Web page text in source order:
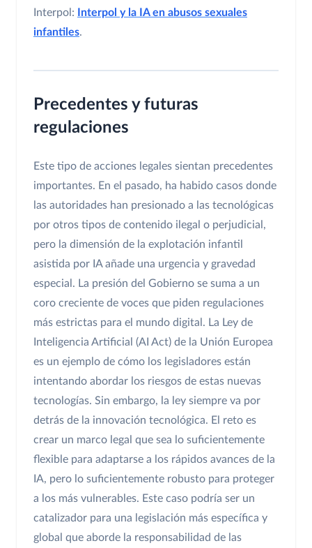
Interpol:
Interpol y la IA en abusos sexuales
infantiles.
Precedentes y futuras
regulaciones
Este tipo de acciones legales sientan precedentes
importantes. En el pasado, ha habido casos donde
las autoridades han presionado a las tecnológicas
por otros tipos de contenido ilegal o perjudicial,
pero la dimensión de la explotación infantil
asistida por IA añade una urgencia y gravedad
especial. La presión del Gobierno se suma a un
coro creciente de voces que piden regulaciones
más estrictas para el mundo digital. La Ley de
Inteligencia Artificial (AI Act) de la Unión Europea
es un ejemplo de cómo los legisladores están
intentando abordar los riesgos de estas nuevas
tecnologías. Sin embargo, la ley siempre va por
detrás de la innovación tecnológica. El reto es
crear un marco legal que sea lo suficientemente
flexible para adaptarse a los rápidos avances de la
IA, pero lo suficientemente robusto para proteger
a los más vulnerables. Este caso podría ser un
catalizador para una legislación más específica y
global que aborde la responsabilidad de las